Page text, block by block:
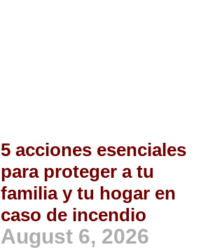
5 acciones esenciales
para proteger a tu
familia y tu hogar en
caso de incendio
August 6, 2026